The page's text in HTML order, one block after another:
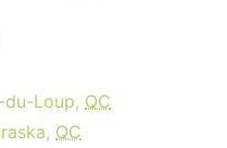
Loup, QC
QC